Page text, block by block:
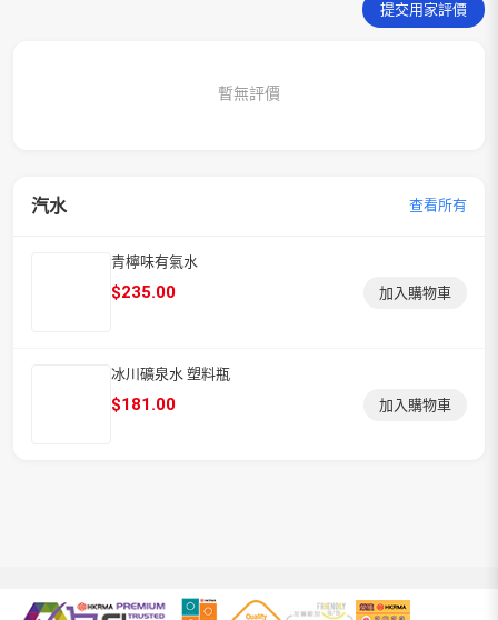
提交用家評價
暫無評價
汽水 查看所有
青檸味有氣水
$235.00 加入購物車
冰川礦泉水 塑料瓶
$181.00 加入購物車